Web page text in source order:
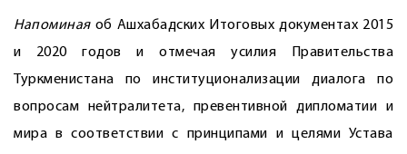
Напоминаяоб Ашхабадских Итоговых документах 2015
и 2020 годов и отмечая усилия Правительства
Туркменистана по институционализации диалога по
вопросам нейтралитета, превентивной дипломатии и
мира в соответствии с принципами и целями Устава